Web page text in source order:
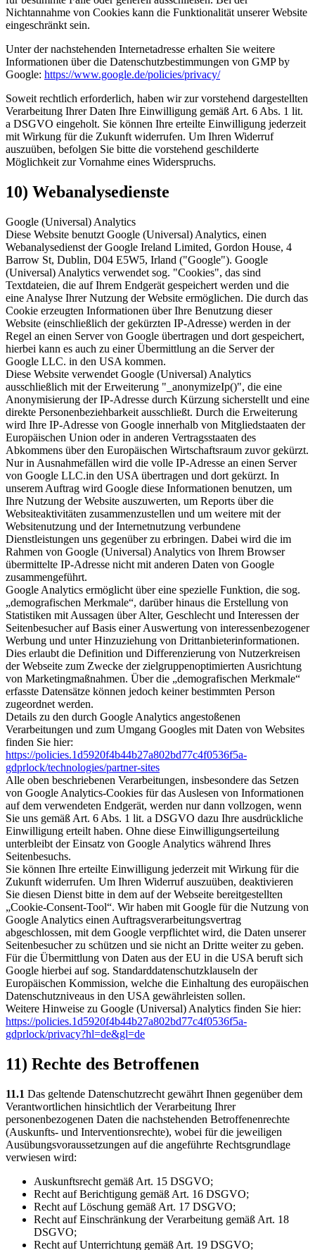
Nichtannahme von Cookies kann die Funktionalität unserer Website
eingeschränkt sein.
Unter der nachstehenden Internetadresse erhalten Sie weitere
Informationen über die Datenschutzbestimmungen von GMP by
Google: https://www.google.de/policies/privacy/
Soweit rechtlich erforderlich, haben wir zur vorstehend dargestellten
Verarbeitung Ihrer Daten Ihre Einwilligung gemäß Art. 6 Abs. 1 lit.
a DSGVO eingeholt. Sie können Ihre erteilte Einwilligung jederzeit
mit Wirkung für die Zukunft widerrufen. Um Ihren Widerruf
auszuüben, befolgen Sie bitte die vorstehend geschilderte
Möglichkeit zur Vornahme eines Widerspruchs.
10) Webanalysedienste
Google (Universal) Analytics
Diese Website benutzt Google (Universal) Analytics, einen
Webanalysedienst der Google Ireland Limited, Gordon House, 4
Barrow St, Dublin, D04 E5W5, Irland ("Google"). Google
(Universal) Analytics verwendet sog. "Cookies", das sind
Textdateien, die auf Ihrem Endgerät gespeichert werden und die
eine Analyse Ihrer Nutzung der Website ermöglichen. Die durch das
Cookie erzeugten Informationen über Ihre Benutzung dieser
Website (einschließlich der gekürzten IP-Adresse) werden in der
Regel an einen Server von Google übertragen und dort gespeichert,
hierbei kann es auch zu einer Übermittlung an die Server der
Google LLC. in den USA kommen.
Diese Website verwendet Google (Universal) Analytics
ausschließlich mit der Erweiterung "_anonymizeIp()", die eine
Anonymisierung der IP-Adresse durch Kürzung sicherstellt und eine
direkte Personenbeziehbarkeit ausschließt. Durch die Erweiterung
wird Ihre IP-Adresse von Google innerhalb von Mitgliedstaaten der
Europäischen Union oder in anderen Vertragsstaaten des
Abkommens über den Europäischen Wirtschaftsraum zuvor gekürzt.
Nur in Ausnahmefällen wird die volle IP-Adresse an einen Server
von Google LLC.in den USA übertragen und dort gekürzt. In
unserem Auftrag wird Google diese Informationen benutzen, um
Ihre Nutzung der Website auszuwerten, um Reports über die
Websiteaktivitäten zusammenzustellen und um weitere mit der
Websitenutzung und der Internetnutzung verbundene
Dienstleistungen uns gegenüber zu erbringen. Dabei wird die im
Rahmen von Google (Universal) Analytics von Ihrem Browser
übermittelte IP-Adresse nicht mit anderen Daten von Google
zusammengeführt.
Google Analytics ermöglicht über eine spezielle Funktion, die sog.
„demografischen Merkmale“, darüber hinaus die Erstellung von
Statistiken mit Aussagen über Alter, Geschlecht und Interessen der
Seitenbesucher auf Basis einer Auswertung von interessenbezogener
Werbung und unter Hinzuziehung von Drittanbieterinformationen.
Dies erlaubt die Definition und Differenzierung von Nutzerkreisen
der Webseite zum Zwecke der zielgruppenoptimierten Ausrichtung
von Marketingmaßnahmen. Über die „demografischen Merkmale“
erfasste Datensätze können jedoch keiner bestimmten Person
zugeordnet werden.
Details zu den durch Google Analytics angestoßenen
Verarbeitungen und zum Umgang Googles mit Daten von Websites
finden Sie hier:
https://policies.1d5920f4b44b27a802bd77c4f0536f5a-
gdprlock/technologies/partner-sites
Alle oben beschriebenen Verarbeitungen, insbesondere das Setzen
von Google Analytics-Cookies für das Auslesen von Informationen
auf dem verwendeten Endgerät, werden nur dann vollzogen, wenn
Sie uns gemäß Art. 6 Abs. 1 lit. a DSGVO dazu Ihre ausdrückliche
Einwilligung erteilt haben. Ohne diese Einwilligungserteilung
unterbleibt der Einsatz von Google Analytics während Ihres
Seitenbesuchs.
Sie können Ihre erteilte Einwilligung jederzeit mit Wirkung für die
Zukunft widerrufen. Um Ihren Widerruf auszuüben, deaktivieren
Sie diesen Dienst bitte in dem auf der Webseite bereitgestellten
„Cookie-Consent-Tool“. Wir haben mit Google für die Nutzung von
Google Analytics einen Auftragsverarbeitungsvertrag
abgeschlossen, mit dem Google verpflichtet wird, die Daten unserer
Seitenbesucher zu schützen und sie nicht an Dritte weiter zu geben.
Für die Übermittlung von Daten aus der EU in die USA beruft sich
Google hierbei auf sog. Standarddatenschutzklauseln der
Europäischen Kommission, welche die Einhaltung des europäischen
Datenschutzniveaus in den USA gewährleisten sollen.
Weitere Hinweise zu Google (Universal) Analytics finden Sie hier:
https://policies.1d5920f4b44b27a802bd77c4f0536f5a-
gdprlock/privacy?hl=de&gl=de
11) Rechte des Betroffenen
11.1 Das geltende Datenschutzrecht gewährt Ihnen gegenüber dem
Verantwortlichen hinsichtlich der Verarbeitung Ihrer
personenbezogenen Daten die nachstehenden Betroffenenrechte
(Auskunfts- und Interventionsrechte), wobei für die jeweiligen
Ausübungsvoraussetzungen auf die angeführte Rechtsgrundlage
verwiesen wird:
Auskunftsrecht gemäß Art. 15 DSGVO;
Recht auf Berichtigung gemäß Art. 16 DSGVO;
Recht auf Löschung gemäß Art. 17 DSGVO;
Recht auf Einschränkung der Verarbeitung gemäß Art. 18
DSGVO;
Recht auf Unterrichtung gemäß Art. 19 DSGVO;